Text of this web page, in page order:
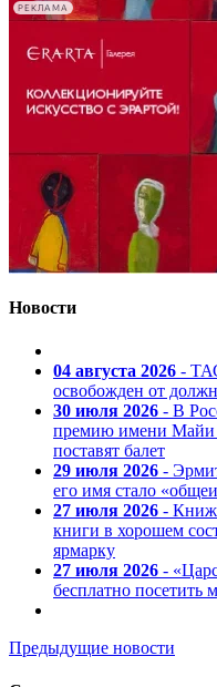
РЕКЛАМА
Новости
04 августа 2026 -
освобожден от
30 июля 2026 - В
премию имени Майи
поставят балет
29 июля 2026 -
его имя стало
27 июля 2026 -
книги в хорошем
ярмарку
27 июля 2026 -
бесплатно
Предыдущие новости